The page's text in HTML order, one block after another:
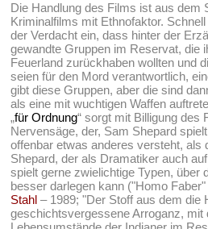
Die Handlung des Films ist aus dem
Kriminalfilms mit Ethnofaktor.
der Verdacht ein, dass hinter der
gewandte Gruppen im Reservat, die
Feuerland zurückhaben wollten und
seien für den Mord verantwortlich,
gibt diese Gruppen, aber die sind
als eine mit wuchtigen Waffen
„für Ordnung“ sorgt mit Billigung des
Nervensäge, der, Sam Shepard
offenbar etwas anderes versteht, als
Shepard, der als Dramatiker auch
spielt gerne zwielichtige Typen, über
besser darlegen kann ("Homo Faber"
Stahl – 1989; "Der Stoff aus dem die
geschichtsvergessene Arroganz, mit